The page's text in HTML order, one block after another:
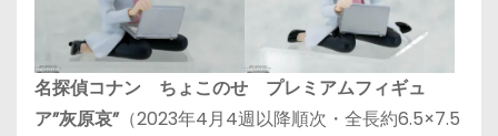
名探偵コナン ちょこのせ プレミアムフィギュ
ア”灰原哀”（2023年4月4週以降順次・全長約6.5×7.5